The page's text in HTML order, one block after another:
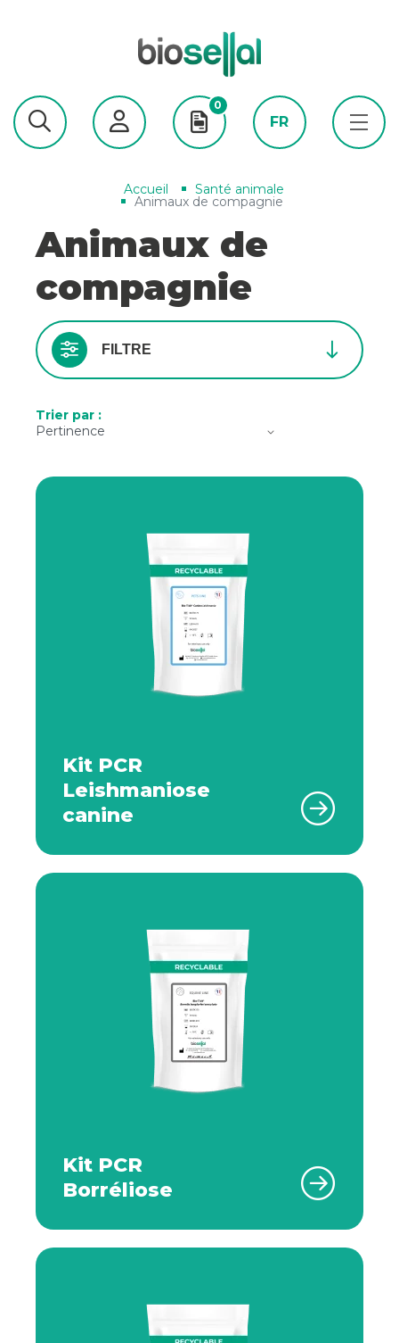
0
FR
Accueil Santé animale
Animaux de compagnie
Animaux de
compagnie
FILTRE
Trier par :
Kit PCR
Leishmaniose
canine
Kit PCR
Borréliose